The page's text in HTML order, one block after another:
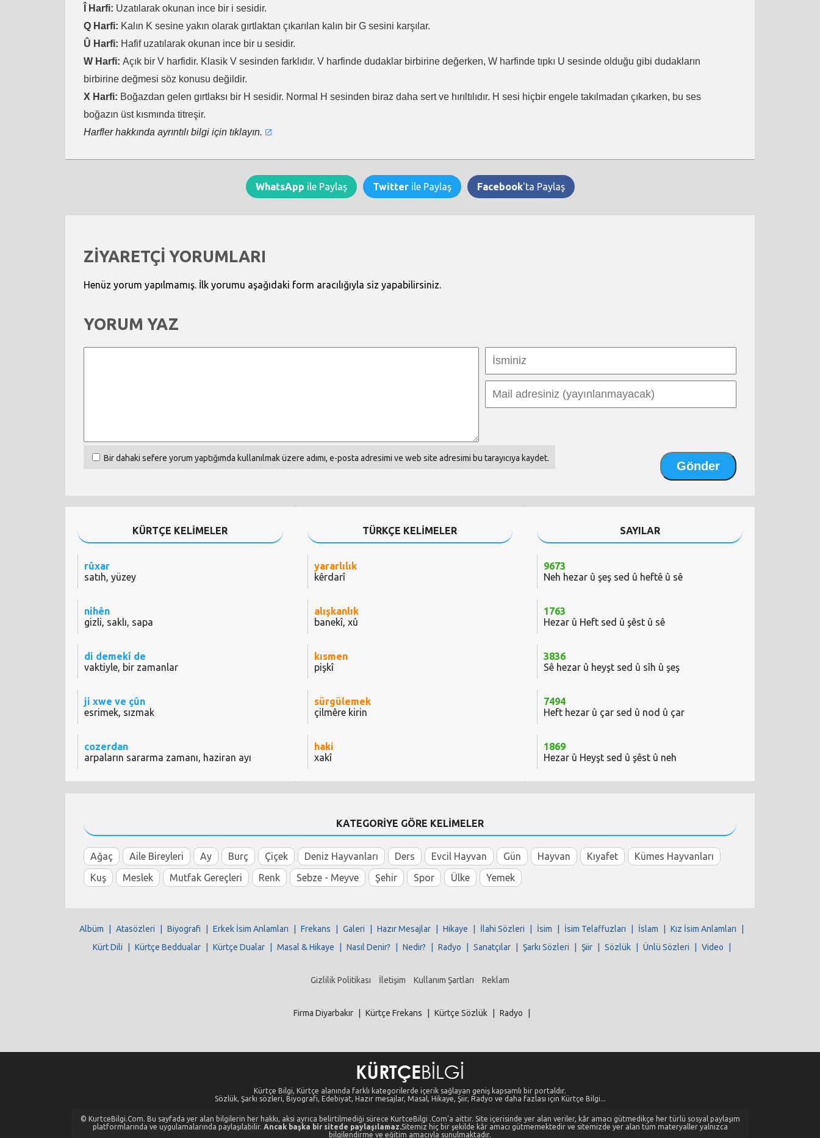
Î Harfi: Uzatılarak okunan ince bir i sesidir.
Q Harfi: Kalın K sesine yakın olarak gırtlaktan çıkarılan kalın bir G sesini karşılar.
Û Harfi: Hafif uzatılarak okunan ince bir u sesidir.
W Harfi: Açık bir V harfidir. Klasik V sesinden farklıdır. V harfinde dudaklar birbirine değerken, W harfinde tıpkı U sesinde olduğu gibi dudakların
birbirine değmesi söz konusu değildir.
X Harfi: Boğazdan gelen gırtlaksı bir H sesidir. Normal H sesinden biraz daha sert ve hırıltılıdır. H sesi hiçbir engele takılmadan çıkarken, bu ses
boğazın üst kısmında titreşir.
Harfler hakkında ayrıntılı bilgi için tıklayın.
WhatsApp ile Paylaş Twitterile Paylaş Facebook'ta Paylaş
ZİYARETÇİ YORUMLARI
Henüz yorum yapılmamış. İlk yorumu aşağıdaki form aracılığıyla siz yapabilirsiniz.
YORUM YAZ
Bir dahaki sefere yorum yaptığımda kullanılmak üzere adımı, e-posta adresimi ve web site adresimi bu tarayıcıya kaydet.
KÜRTÇE KELİMELER
rûxar
satıh, yüzey
nihên
gizli, saklı, sapa
di demekî de
vaktiyle, bir zamanlar
ji xwe ve çûn
esrimek, sızmak
cozerdan
arpaların sararma zamanı, haziran ayı
TÜRKÇE KELİMELER
yararlılık
kêrdarî
alışkanlık
banekî, xû
kısmen
pişkî
sürgülemek
çilmêre kirin
haki
xakî
SAYILAR
9673
Neh hezar û şeş sed û heftê û sê
1763
Hezar û Heft sed û şêst û sê
3836
Sê hezar û heyşt sed û sîh û şeş
7494
Heft hezar û çar sed û nod û çar
1869
Hezar û Heyşt sed û şêst û neh
KATEGORİYE GÖRE KELİMELER
Ağaç Aile Bireyleri Ay Burç Çiçek Deniz Hayvanları Ders Evcil Hayvan Gün Hayvan Kıyafet
Kümes Hayvanları
Kuş
Meslek Mutfak Gereçleri Renk Sebze - Meyve Şehir Spor Ülke Yemek
Albüm Atasözleri Biyografi Erkek İsim Anlamları Frekans Galeri Hazır Mesajlar Hikaye İlahi Sözleri İsim İsim Telaffuzları İslam Kız İsim Anlamları
Kürt Dili
Kürtçe Beddualar Kürtçe Dualar Masal & Hikaye Nasıl Denir? Nedir? Radyo Sanatçılar Şarkı Sözleri Şiir Sözlük Ünlü Sözleri Video
Gizlilik Politikası İletişim Kullanım Şartları Reklam
Firma Diyarbakır Kürtçe Frekans Kürtçe Sözlük Radyo
Kürtçe Bilgi, Kürtçe alanında farklı kategorilerde içerik sağlayan geniş kapsamlı bir portaldır.
Sözlük, Şarkı sözleri, Biyografi, Edebiyat, Hazır mesajlar, Masal, Hikaye, Şiir, Radyo ve daha fazlası için Kürtçe Bilgi...
© KurtceBilgi.Com. Bu sayfada yer alan bilgilerin her hakkı, aksi ayrıca belirtilmediği sürece KurtceBilgi .Com'a aittir. Site içerisinde yer alan veriler, kâr amacı gütmedikçe her türlü sosyal paylaşım
platformlarında ve uygulamalarında paylaşılabilir. Ancak başka bir sitede paylaşılamaz.Sitemiz hiç bir şekilde kâr amacı gütmemektedir ve sitemizde yer alan tüm materyaller yalnızca
bilgilendirme ve eğitim amacıyla sunulmaktadır.